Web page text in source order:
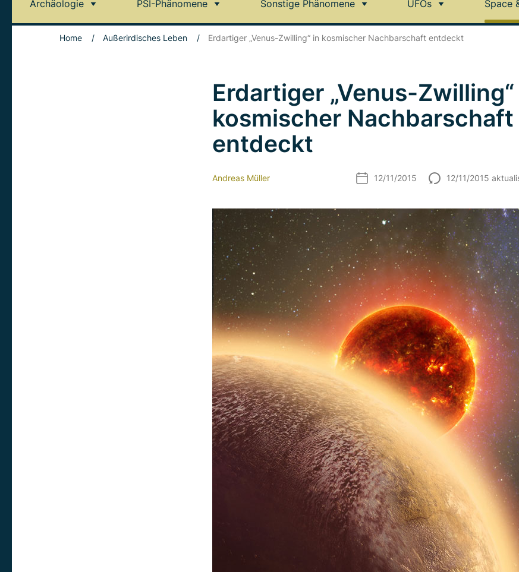
Archäologie PSI-Phänomene Sonstige Phänomene UFOs Space
Home / Außerirdisches Leben / Erdartiger „Venus-Zwilling“ in kosmischer Nachbarschaft entdeckt
Erdartiger „Venus-
kosmischer Nachbarschaft
entdeckt
Andreas Müller 12/11/2015 12/11/2015